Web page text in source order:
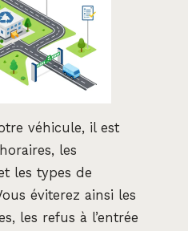
véhicule, il est
les
les types de
éviterez ainsi les
les refus à l’entrée